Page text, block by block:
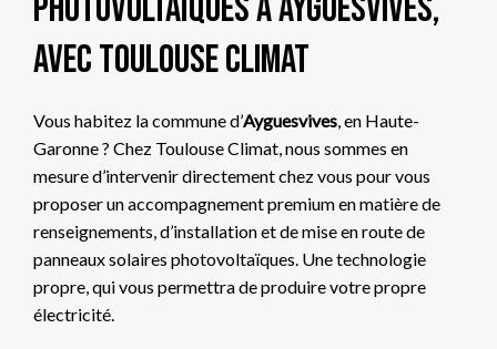
photovoltaïques à Ayguesvives,
avec Toulouse Climat
Vous habitez la commune d’Ayguesvives, en Haute-
Garonne ? Chez Toulouse Climat, nous sommes en
mesure d’intervenir directement chez vous pour vous
proposer un accompagnement premium en matière de
renseignements, d’installation et de mise en route de
panneaux solaires photovoltaïques. Une technologie
propre, qui vous permettra de produire votre propre
électricité.